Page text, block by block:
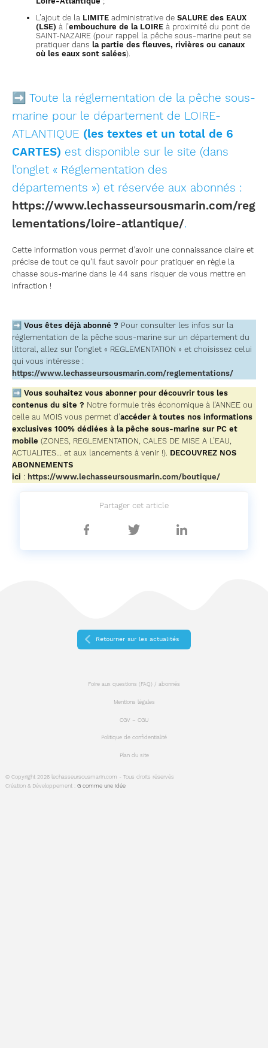
L’ajout de la LIMITE administrative de SALURE des EAUX
(LSE) à l’embouchure de la LOIRE à proximité du pont de
SAINT-NAZAIRE (pour rappel la pêche sous-marine peut se
pratiquer dans la partie des fleuves, rivières ou canaux
où les eaux sont salées).
➡ Toute la réglementation de la pêche sous-
marine pour le département de LOIRE-
ATLANTIQUE (les textes et un total de 6
CARTES) est disponible sur le site (dans
l’onglet « Réglementation des
départements ») et réservée aux abonnés :
https://www.lechasseursousmarin.com/reg
lementations/loire-atlantique/.
Cette information vous permet d’avoir une connaissance claire et
précise de tout ce qu’il faut savoir pour pratiquer en règle la
chasse sous-marine dans le 44 sans risquer de vous mettre en
infraction !
➡ Vous êtes déjà abonné ? Pour consulter les infos sur la
réglementation de la pêche sous-marine sur un département du
littoral, allez sur l’onglet « REGLEMENTATION » et choisissez celui
qui vous intéresse :
https://www.lechasseursousmarin.com/reglementations/
➡ Vous souhaitez vous abonner pour découvrir tous les
contenus du site ? Notre formule très économique à l’ANNEE ou
celle au MOIS vous permet d’accéder à toutes nos informations
exclusives 100% dédiées à la pêche sous-marine sur PC et
mobile (ZONES, REGLEMENTATION, CALES DE MISE A L’EAU,
ACTUALITES… et aux lancements à venir !). DECOUVREZ NOS
ABONNEMENTS
ici : https://www.lechasseursousmarin.com/boutique/
Partager cet article
Partager
Partager
Partager
sur
Retourner sur les actualités
© Copyright 2026 lechasseursousmarin.com - Tous droits réservés
Création & Développement :G comme une idée
Foire aux questions (FAQ) / abonnés
Mentions légales
CGV – CGU
Politique de confidentialité
Plan du site